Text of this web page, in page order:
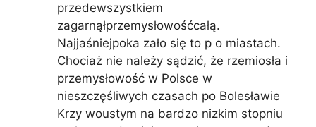
przedewszystkiem
zagarnąłprzemysłowośćcałą.
Najjaśniejpoka zało się to p o miastach.
Chociaż nie należy sądzić, że rzemiosła i
przemysłowość w Polsce w
nieszczęśliwych czasach po Bolesławie
Krzy woustym na bardzo nizkim stopniu